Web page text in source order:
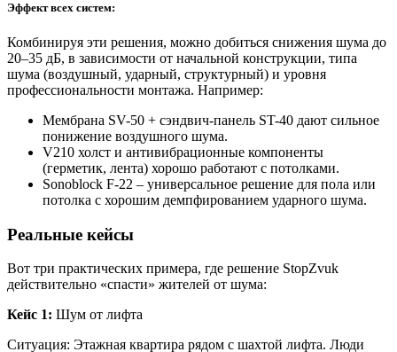
Эффект всех систем:
Комбинируя эти решения, можно добиться снижения шума до
20–35 дБ, в зависимости от начальной конструкции, типа
шума (воздушный, ударный, структурный) и уровня
профессиональности монтажа. Например:
Мембрана SV-50 + сэндвич-панель ST-40 дают сильное
понижение воздушного шума.
V210 холст и антивибрационные компоненты
(герметик, лента) хорошо работают с потолками.
Sonoblock F‑22 – универсальное решение для пола или
потолка с хорошим демпфированием ударного шума.
Реальные кейсы
Вот три практических примера, где решение StopZvuk
действительно «спасти» жителей от шума:
Кейc 1: Шум от лифта
Ситуация: Этажная квартира рядом с шахтой лифта. Люди